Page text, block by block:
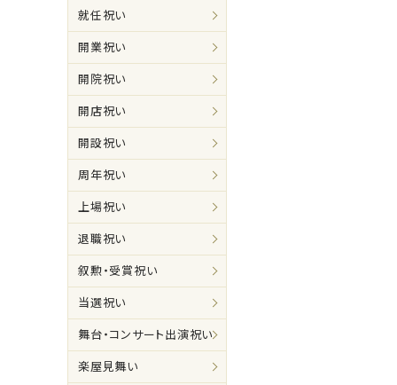
就任祝い
開業祝い
開院祝い
開店祝い
開設祝い
周年祝い
上場祝い
退職祝い
叙勲・受賞祝い
当選祝い
舞台・コンサート出演祝い
楽屋見舞い